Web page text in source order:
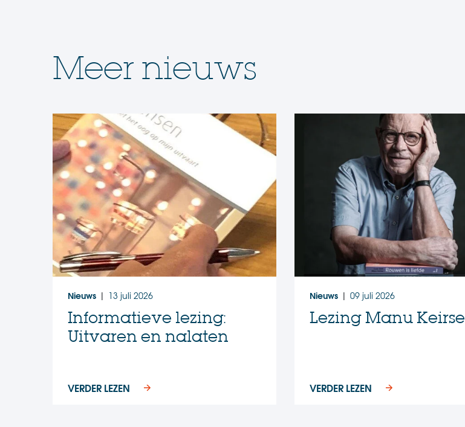
Meer nieuws
Nieuws | 13 juli 2026
Informatieve lezing:
Uitvaren en nalaten
VERDER LEZEN
Nieuws | 09 juli 2026
Lezing Manu Keirse
VERDER LEZEN